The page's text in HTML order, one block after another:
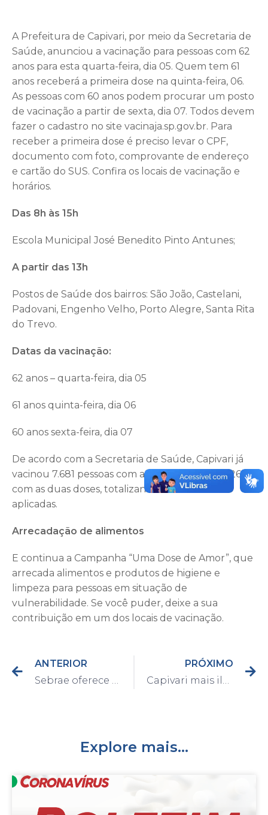
A Prefeitura de Capivari, por meio da Secretaria de
Saúde, anunciou a vacinação para pessoas com 62
anos para esta quarta-feira, dia 05. Quem tem 61
anos receberá a primeira dose na quinta-feira, 06.
As pessoas com 60 anos podem procurar um posto
de vacinação a partir de sexta, dia 07. Todos devem
fazer o cadastro no site vacinaja.sp.gov.br. Para
receber a primeira dose é preciso levar o CPF,
documento com foto, comprovante de endereço
e cartão do SUS. Confira os locais de vacinação e
horários.
Das 8h às 15h
Escola Municipal José Benedito Pinto Antunes;
A partir das 13h
Postos de Saúde dos bairros: São João, Castelani,
Padovani, Engenho Velho, Porto Alegre, Santa Rita
do Trevo.
Datas da vacinação:
62 anos – quarta-feira, dia 05
61 anos quinta-feira, dia 06
60 anos sexta-feira, dia 07
De acordo com a Secretaria de Saúde, Capivari já
vacinou 7.681 pessoas com a primeira dose e 4.266
com as duas doses, totalizando 11.947 vacinas
aplicadas.
Arrecadação de alimentos
E continua a Campanha “Uma Dose de Amor”, que
arrecada alimentos e produtos de higiene e
limpeza para pessoas em situação de
vulnerabilidade. Se você puder, deixe a sua
contribuição em um dos locais de vacinação.
ANTERIOR
PRÓXIMO
Explore mais...